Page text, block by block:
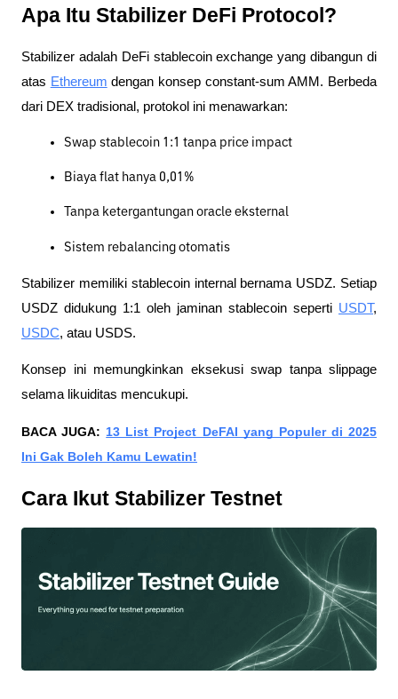
Apa Itu Stabilizer DeFi Protocol?
Stabilizer adalah DeFi stablecoin exchange yang dibangun di
atas Ethereum dengan konsep constant-sum AMM. Berbeda
dari DEX tradisional, protokol ini menawarkan:
Swap stablecoin 1:1 tanpa price impact
Biaya flat hanya 0,01%
Tanpa ketergantungan oracle eksternal
Sistem rebalancing otomatis
Stabilizer memiliki stablecoin internal bernama USDZ. Setiap
USDZ didukung 1:1 oleh jaminan stablecoin seperti USDT,
USDC, atau USDS.
Konsep ini memungkinkan eksekusi swap tanpa slippage
selama likuiditas mencukupi.
BACA JUGA: 13 List Project DeFAI yang Populer di 2025
Ini Gak Boleh Kamu Lewatin!
Cara Ikut Stabilizer Testnet